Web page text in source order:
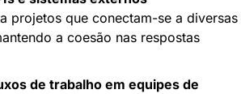
O MCP possibilita projetos que conectam-se a diversas
a coesão nas respostas
de trabalho em equipes de